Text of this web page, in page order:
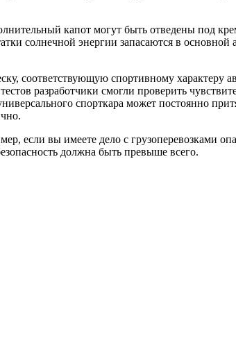
капот могут быть отведены под
солнечной энергии запасаются в
соответствующую спортивному характеру
разработчики смогли проверить
спорткара может постоянно
если вы имеете дело с грузоперевозками
должна быть превыше всего.